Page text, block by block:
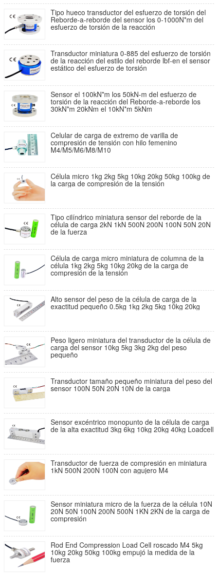
Tipo hueco transductor del esfuerzo de torsión del
Reborde-a-reborde del sensor los 0-1000N*m del
esfuerzo de torsión de la reacción
Transductor miniatura 0-885 del esfuerzo de torsión
de la reacción del estilo del reborde lbf-en el sensor
estático del esfuerzo de torsión
Sensor el 100kN*m los 50kN-m del esfuerzo de
torsión de la reacción del Reborde-a-reborde los
30kN*m 20kNm el 10kN*m 5kNm
Celular de carga de extremo de varilla de
compresión de tensión con hilo femenino
M4/M5/M6/M8/M10
Célula micro 1kg 2kg 5kg 10kg 20kg 50kg 100kg de
la carga de compresión de la tensión
Tipo cilíndrico miniatura sensor del reborde de la
célula de carga 2kN 1kN 500N 200N 100N 50N 20N
de la fuerza
Célula de carga micro miniatura de columna de la
célula 1kg 2kg 5kg 10kg 20kg de la carga de
compresión de la tensión
Alto sensor del peso de la célula de carga de la
exactitud pequeño 0.5kg 1kg 2kg 5kg 10kg 20kg
Peso ligero miniatura del transductor de la célula de
carga del sensor 10kg 5kg 3kg 2kg del peso
pequeño
Transductor tamaño pequeño miniatura del peso del
sensor 100N 50N 20N 10N de la carga
Sensor excéntrico monopunto de la célula de carga
de la alta exactitud 3kg 6kg 10kg 20kg 40kg Loadcell
Transductor de fuerza de compresión en miniatura
1kN 500N 200N 100N con agujero M4
Sensor miniatura micro de la fuerza de la célula 10N
20N 50N 100N 200N 500N 1KN 2KN de la carga de
compresión
Rod End Compression Load Cell roscado M4 5kg
10kg 20kg 50kg 100kg empujó la medida de la
fuerza